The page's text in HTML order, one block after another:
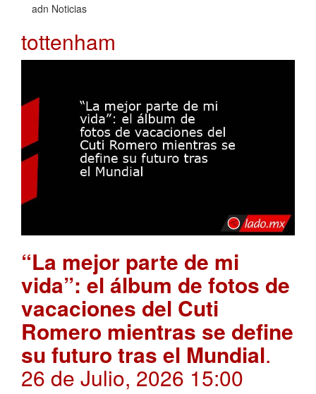
adn Noticias
tottenham
“La mejor parte de mi
vida”: el álbum de fotos de
vacaciones del Cuti
Romero mientras se define
su futuro tras el Mundial.
26 de Julio, 2026 15:00